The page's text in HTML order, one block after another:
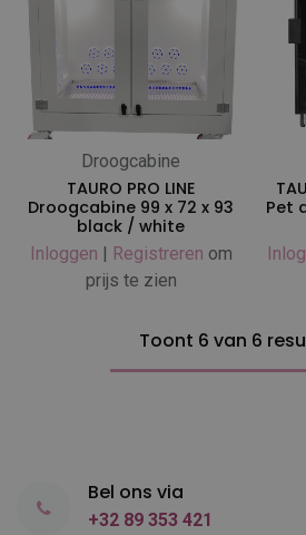
Droogcabine
TAURO PRO LINE
Droogcabine 99 x 72 x 93
black / white
Inloggen | Registreren om
prijs te zien
Pet
Toont 6 van 6
Bel ons via
+32 89 353 421